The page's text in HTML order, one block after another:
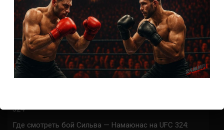
коэффициенты
Где смотреть бой Кортес-Акоста — Льюис на UFC 324:
время начала
Прогноз на бой Кортес-Акоста — Льюис на UFC 324:
коэффициенты
324
Где смотреть бой Сильва — Намаюнас на UFC 324: